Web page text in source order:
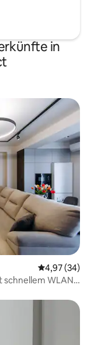
in
4,97 (34)
schnellem WLAN